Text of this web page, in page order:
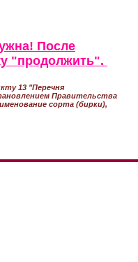
После
"продолжить".
13 "Перечня
Правительства
сорта (бирки),